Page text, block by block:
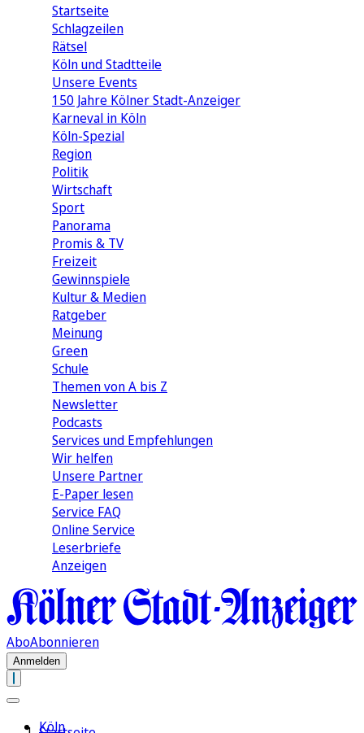
Startseite
Schlagzeilen
Rätsel
Köln und Stadtteile
Unsere Events
150 Jahre Kölner Stadt-Anzeiger
Karneval in Köln
Köln-Spezial
Region
Politik
Wirtschaft
Sport
Panorama
Promis & TV
Freizeit
Gewinnspiele
Kultur & Medien
Ratgeber
Meinung
Green
Schule
Themen von A bis Z
Newsletter
Podcasts
Services und Empfehlungen
Wir helfen
Unsere Partner
E-Paper lesen
Service FAQ
Online Service
Leserbriefe
Anzeigen
AboAbonnieren
Anmelden
Köln